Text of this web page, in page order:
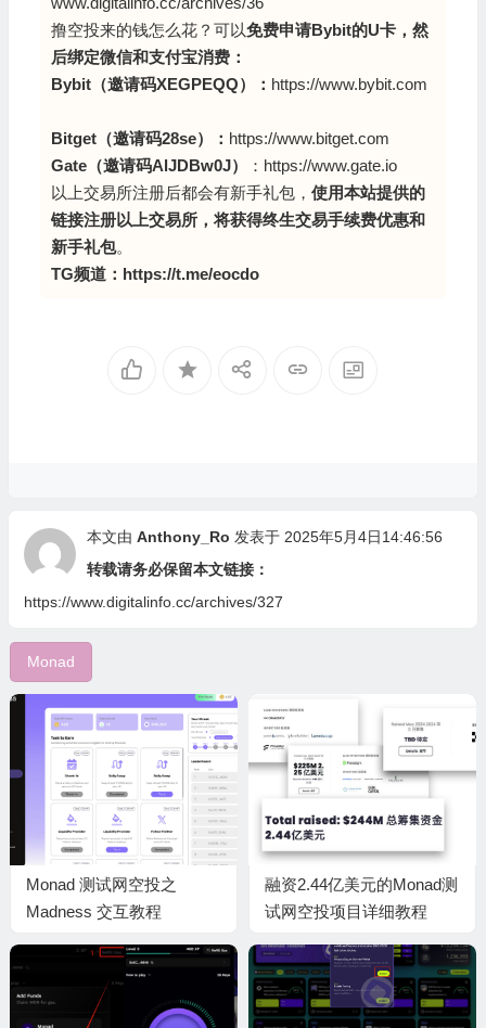
撸空投来的钱怎么花？可以免费申请Bybit的U卡，然
后绑定微信和支付宝消费：
Bybit（邀请码XEGPEQQ）： https://www.bybit.com
Bitget（邀请码28se）： https://www.bitget.com
Gate（邀请码AlJDBw0J）
： https://www.gate.io
以上交易所注册后都会有新手礼包， 使用本站提供的
链接注册以上交易所，将获得终生交易手续费优惠和
新手礼包。
TG频道： https://t.me/eocdo
本文由 Anthony_Ro 发表于 2025年5月4日14:46:56
转载请务必保留本文链接：
https://www.digitalinfo.cc/archives/327
Monad
Monad 测试网空投之
Madness 交互教程
融资2.44亿美元的Monad测
试网空投项目详细教程